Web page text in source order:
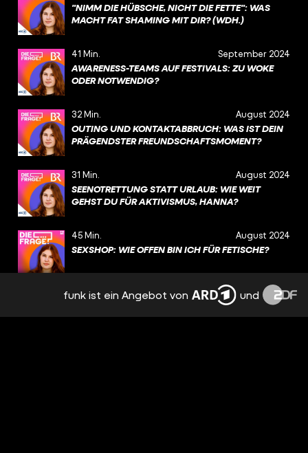
"NIMM DIE HÜBSCHE, NICHT DIE FETTE": WAS
MACHT FAT SHAMING MIT DIR? (WDH.)
41 Min. September 2024
AWARENESS-TEAMS AUF FESTIVALS: ZU WOKE
ODER NOTWENDIG?
32 Min. August 2024
OUTING UND KONTAKTABBRUCH: WAS IST DEIN
PRÄGENDSTER FREUNDSCHAFTSMOMENT?
31 Min. August 2024
SEENOTRETTUNG STATT URLAUB: WIE WEIT
GEHST DU FÜR AKTIVISMUS, HANNA?
45 Min. August 2024
SEXSHOP: WIE OFFEN BIN ICH FÜR FETISCHE?
43 Min. August 2024
funk ist ein Angebot von und